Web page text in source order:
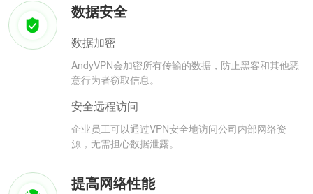
数据安全
数据加密
AndyVPN会加密所有传输的数据，防止黑客和其他恶
意行为者窃取信息。
安全远程访问
企业员工可以通过VPN安全地访问公司内部网络资
源，无需担心数据泄露。
提高网络性能